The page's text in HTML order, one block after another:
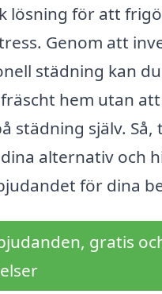
lösning för att
Genom att
städning kan
hem utan
städning själv. Så,
alternativ och
för dina
gratis